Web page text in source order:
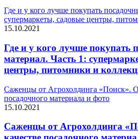
Где и у кого лучше покупать
супермаркеты, садовые центры,
15.10.2021
Где и у кого лучше покупать
материал. Часть 1:
центры, питомники и
Саженцы от Агрохолдинга «Поиск».
посадочного материала и фото
15.10.2021
Саженцы от Агрохолдинга